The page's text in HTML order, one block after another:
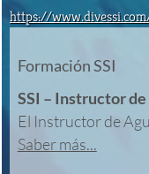
Formación SSI
SSI – Instructor
El Instructor de
Saber más...
https://